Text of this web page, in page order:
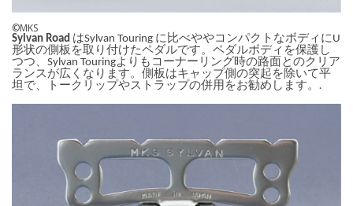
©MKS
Sylvan Road はSylvan Touring に比べややコンパクトなボディにU
形状の側板を取り付けたペダルです。ペダルボディを保護し
つつ、Sylvan Touringよりもコーナーリング時の路面とのクリア
ランスが広くなります。側板はキャップ側の突起を除いて平
坦で、トークリップやストラップの併用をお勧めします。 .